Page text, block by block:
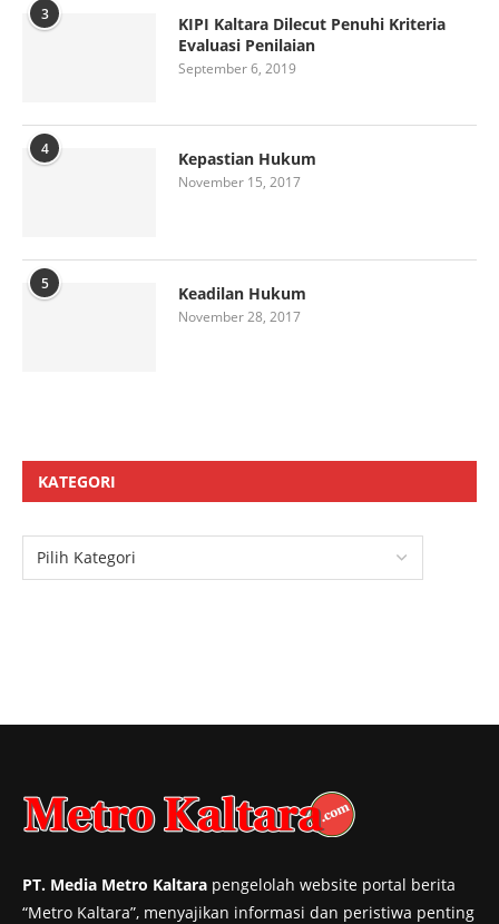
3
KIPI Kaltara Dilecut Penuhi Kriteria
Evaluasi Penilaian
September 6, 2019
4 Kepastian Hukum
November 15, 2017
5 Keadilan Hukum
November 28, 2017
KATEGORI
PT. Media Metro Kaltara pengelolah website portal berita
“Metro Kaltara”, menyajikan informasi dan peristiwa penting